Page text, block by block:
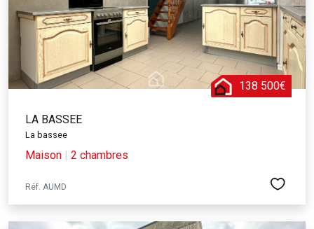
138 500€
LA BASSEE
La bassee
Maison | 2 chambres
Réf. AUMD